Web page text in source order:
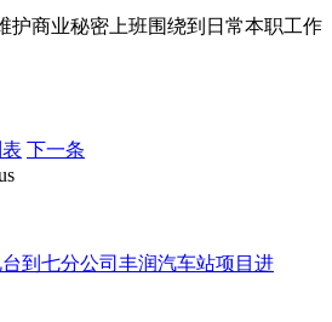
护商业秘密上班围绕到日常本职工作
下一条
到七分公司丰润汽车站项目进